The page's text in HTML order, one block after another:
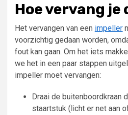
Hoe vervang je
Het vervangen van een impeller
voorzichtig gedaan worden,
fout kan gaan. Om het iets
we het in een paar stappen
impeller moet vervangen:
Draai de buitenboordkraan
staartstuk (licht er net aan